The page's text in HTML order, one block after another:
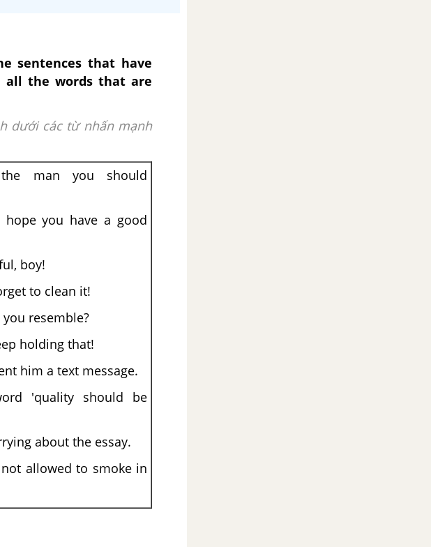
sentences that have
all the words that are
dưới các từ nhấn mạnh
man you should
hope you have a good
boy!
to clean it!
you resemble?
holding that!
him a text message.
'quality should be
about the essay.
not allowed to smoke in